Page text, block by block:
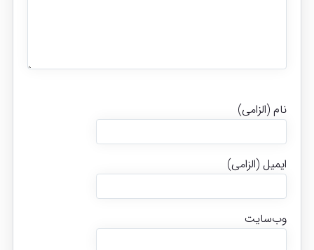
نام (الزامی)
ایمیل (الزامی)
وب‌سایت